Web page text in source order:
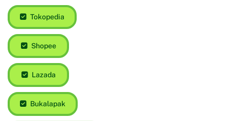
Tokopedia
Shopee
Lazada
Bukalapak